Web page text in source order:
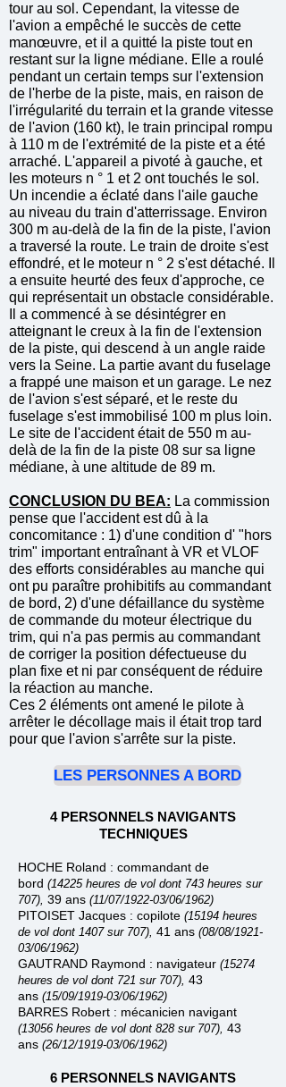
tour au sol. Cependant, la vitesse de
l'avion a empêché le succès de cette
manœuvre, et il a quitté la piste tout en
restant sur la ligne médiane. Elle a roulé
pendant un certain temps sur l'extension
de l'herbe de la piste, mais, en raison de
l'irrégularité du terrain et la grande vitesse
de l'avion (160 kt), le train principal rompu
à 110 m de l'extrémité de la piste et a été
arraché. L'appareil a pivoté à gauche, et
les moteurs n ° 1 et 2 ont touchés le sol.
Un incendie a éclaté dans l'aile gauche
au niveau du train d'atterrissage. Environ
300 m au-delà de la fin de la piste, l'avion
a traversé la route. Le train de droite s'est
effondré, et le moteur n ° 2 s'est détaché. Il
a ensuite heurté des feux d'approche, ce
qui représentait un obstacle considérable.
Il a commencé à se désintégrer en
atteignant le creux à la fin de l'extension
de la piste, qui descend à un angle raide
vers la Seine. La partie avant du fuselage
a frappé une maison et un garage. Le nez
de l'avion s'est séparé, et le reste du
fuselage s'est immobilisé 100 m plus loin.
Le site de l'accident était de 550 m au-
delà de la fin de la piste 08 sur sa ligne
médiane, à une altitude de 89 m.
CONCLUSION DU BEA: La commission
pense que l'accident est dû à la
concomitance : 1) d'une condition d' "hors
trim" important entraînant à VR et VLOF
des efforts considérables au manche qui
ont pu paraître prohibitifs au commandant
de bord, 2) d'une défaillance du système
de commande du moteur électrique du
trim, qui n'a pas permis au commandant
de corriger la position défectueuse du
plan fixe et ni par conséquent de réduire
la réaction au manche.
Ces 2 éléments ont amené le pilote à
arrêter le décollage mais il était trop tard
pour que l'avion s'arrête sur la piste.
LES PERSONNES A BORD
4 PERSONNELS NAVIGANTS
TECHNIQUES
HOCHE Roland : commandant de
bord (14225 heures de vol dont 743 heures sur
707), 39 ans (11/07/1922-03/06/1962)
PITOISET Jacques : copilote (15194 heures
de vol dont 1407 sur 707), 41 ans (08/08/1921-
03/06/1962)
GAUTRAND Raymond : navigateur (15274
heures de vol dont 721 sur 707), 43
ans (15/09/1919-03/06/1962)
BARRES Robert : mécanicien navigant
(13056 heures de vol dont 828 sur 707), 43
ans (26/12/1919-03/06/1962)
6 PERSONNELS NAVIGANTS